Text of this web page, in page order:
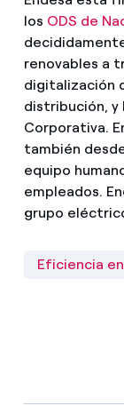
los ODS de
renovables a
digitalización
distribución, y
Corporativa.
también
equipo
empleados.
grupo
Eficiencia